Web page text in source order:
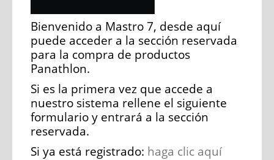
Bienvenido a Mastro 7, desde aquí
puede acceder a la sección reservada
para la compra de productos
Panathlon.
Si es la primera vez que accede a
nuestro sistema rellene el siguiente
formulario y entrará a la sección
reservada.
Si ya está registrado: haga clic aquí